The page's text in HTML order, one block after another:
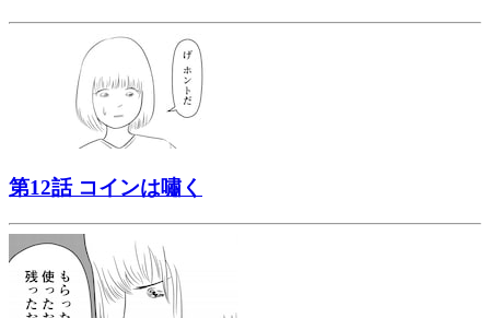
第12話 コインは嘯く